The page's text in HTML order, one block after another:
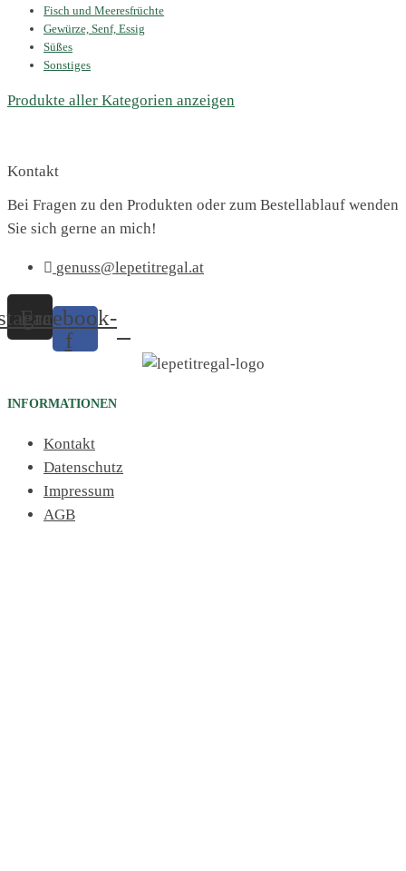
Fisch und Meeresfrüchte
Gewürze, Senf, Essig
Süßes
Sonstiges
Produkte aller Kategorien anzeigen
Kontakt
Bei Fragen zu den Produkten oder zum Bestellablauf wenden
Sie sich gerne an mich!
genuss@lepetitregal.at
Facebook-
f
INFORMATIONEN
Kontakt
Datenschutz
Impressum
AGB